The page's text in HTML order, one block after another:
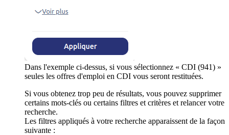
Dans l'exemple ci-dessus, si vous sélectionnez « CDI (941) »
seules les offres d'emploi en CDI vous seront restituées.
Si vous obtenez trop peu de résultats, vous pouvez supprimer
certains mots-clés ou certains filtres et critères et relancer votre
recherche.
Les filtres appliqués à votre recherche apparaissent de la façon
suivante :